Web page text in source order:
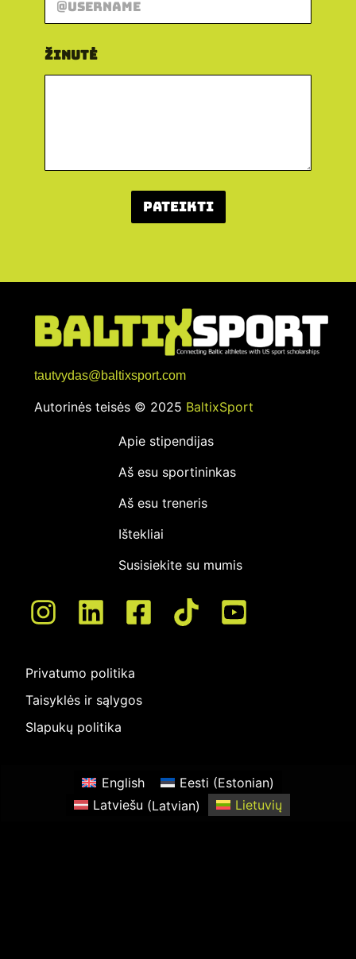
Žinutė
Pateikti
tautvydas@baltixsport.com
Autorinės teisės © 2025 BaltixSport
Apie stipendijas
Aš esu sportininkas
Aš esu treneris
Ištekliai
Susisiekite su mumis
Privatumo politika
Taisyklės ir sąlygos
Slapukų politika
English Eesti (Estonian)
Latviešu (Latvian) Lietuvių